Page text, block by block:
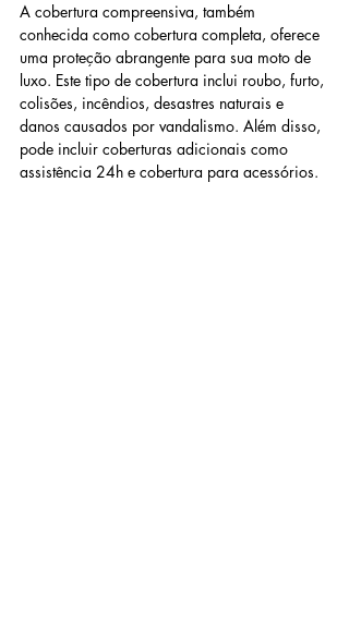
A cobertura compreensiva, também
conhecida como cobertura completa, oferece
uma proteção abrangente para sua moto de
luxo. Este tipo de cobertura inclui roubo, furto,
colisões, incêndios, desastres naturais e
danos causados por vandalismo. Além disso,
pode incluir coberturas adicionais como
assistência 24h e cobertura para acessórios.